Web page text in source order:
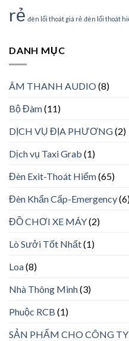
rẻ đèn lối thoát giá rẻ đèn lối thoát
DANH MỤC
ÂM THANH AUDIO(8)
Bộ Đàm(11)
DỊCH VỤ ĐỊA PHƯƠNG(2)
Dịch vụ Taxi Grab (1)
Đèn Exit-Thoát Hiểm(65)
Đèn Khẩn Cấp-Emergency
ĐỒ CHƠI XE MÁY(2)
Lò Sưởi Tốt Nhất(1)
Loa(8)
Nhà Thông Minh(3)
Phuộc RCB (1)
SẢN PHẨM CHO CÔNG TY